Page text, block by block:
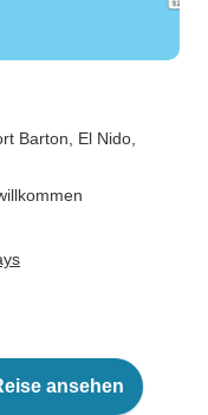
Barton , El Nido
ansehen